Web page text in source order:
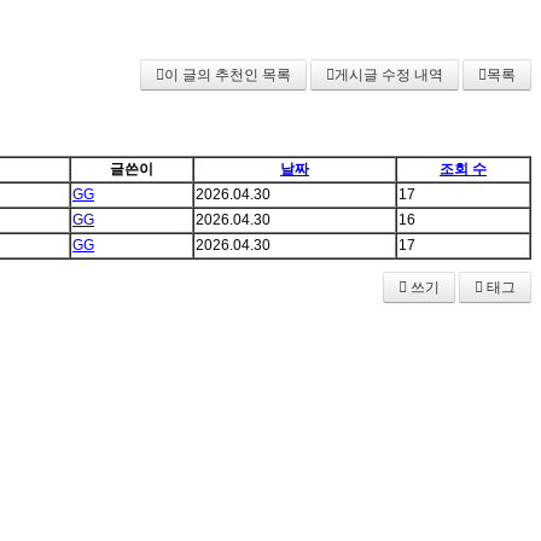
이 글의 추천인 목록 게시글 수정 내역 목록
글쓴이 날짜
조회 수
GG
2026.04.30
17
GG
2026.04.30
16
GG
2026.04.30 17
쓰기 태그